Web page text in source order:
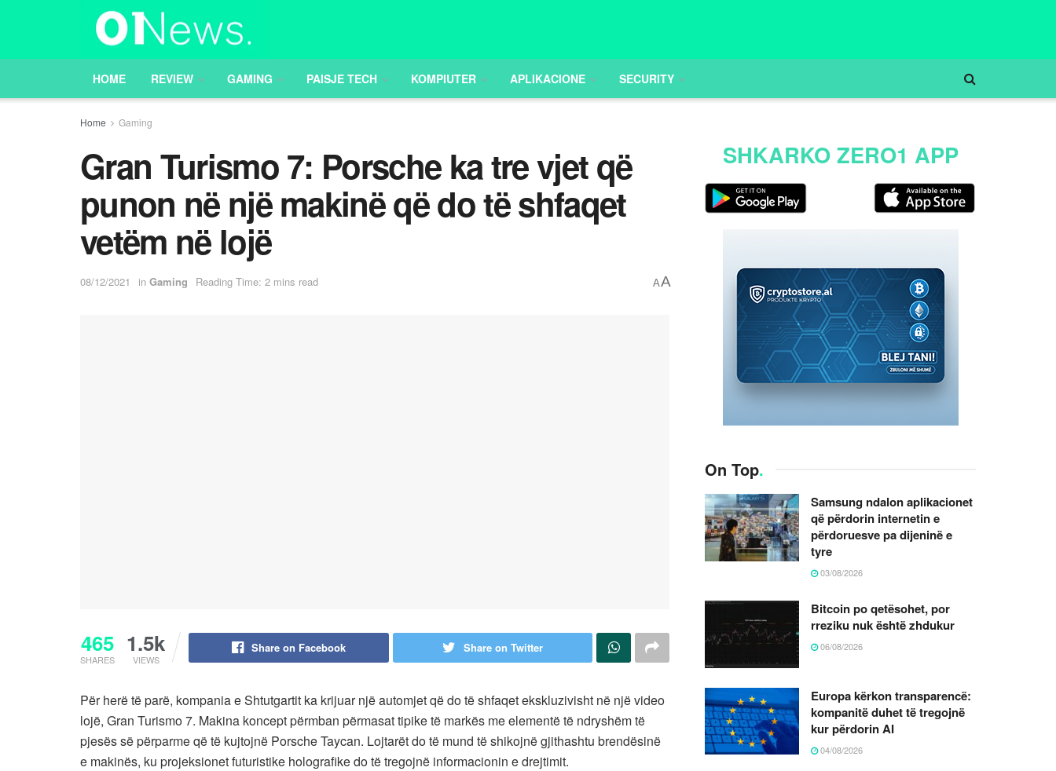
HOME REVIEW GAMING PAISJE TECH KOMPIUTER APLIKACIONE SECURITY
Home Gaming
Gran Turismo 7: Porsche ka tre vjet që
punon në një makinë që do të shfaqet
vetëm në lojë
08/12/2021 in Gaming Reading Time: 2 mins read AA
465
SHARES
1.5k
VIEWS
Share on Facebook Share on Twitter
Për herë të parë, kompania e Shtutgartit ka krijuar një automjet që do të shfaqet ekskluzivisht në një video
lojë, Gran Turismo 7. Makina koncept përmban përmasat tipike të markës me elementë të ndryshëm të
pjesës së përparme që të kujtojnë Porsche Taycan. Lojtarët do të mund të shikojnë gjithashtu brendësinë
e makinës, ku projeksionet futuristike holografike do të tregojnë informacionin e drejtimit.
SHKARKO ZERO1 APP
On Top.
Samsung ndalon aplikacionet
që përdorin internetin e
përdoruesve pa dijeninë e
tyre
03/08/2026
Bitcoin po qetësohet, por
rreziku nuk është zhdukur
06/08/2026
Europa kërkon transparencë:
kompanitë duhet të tregojnë
kur përdorin AI
04/08/2026